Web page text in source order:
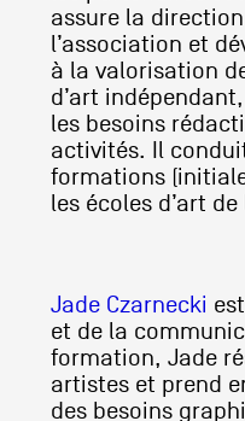
Documentation
Visites d'ateliers
Production vidéo
Formation
Événements
1% œuvres dans
Réseau
De A à Z
Année par année
Collection vidéos
assure la
l’association et
à la valorisation
d’art
les besoins
activités. Il
formations
les écoles d’art
Jade Czarnecki
et de la
formation, Jade
artistes et prend
des besoins